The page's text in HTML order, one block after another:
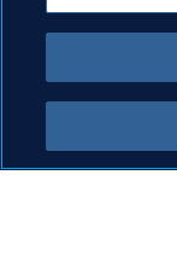
CONMEBOL